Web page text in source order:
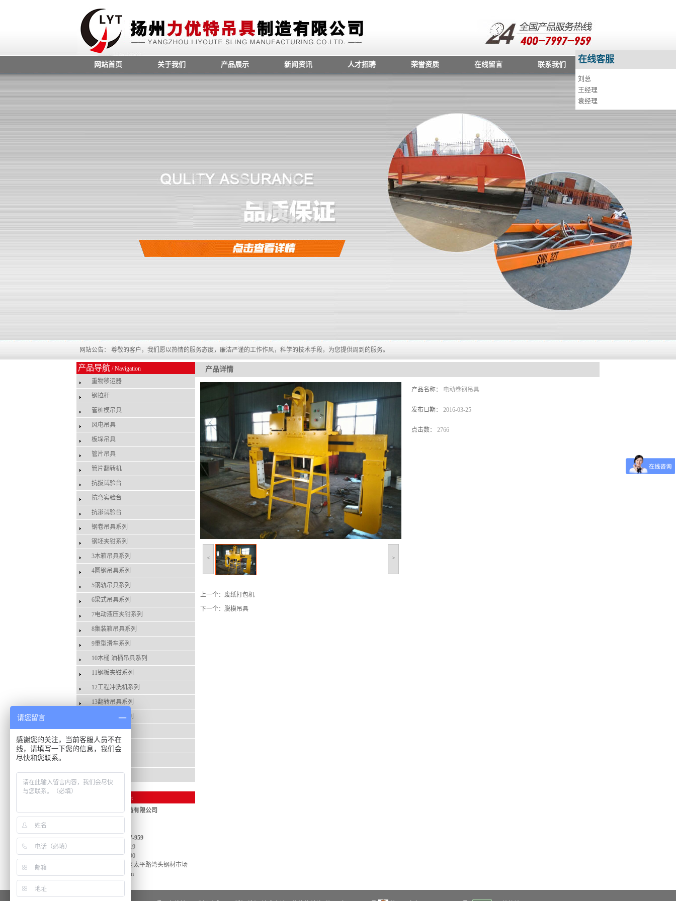
网站首页 关于我们 产品展示 新闻资讯 人才招聘 荣誉资质 在线留言 联系我们
网站公告： 尊敬的客户，我们愿以热情的服务态度，廉洁严谨的工作作风，科学的技术手段，为您提供周到的服务。
产品导航 / Navigation
重物移运器
钢拉杆
管桩模吊具
风电吊具
板垛吊具
管片吊具
管片翻转机
抗拔试验台
抗弯实验台
抗渗试验台
钢卷吊具系列
钢坯夹钳系列
3木箱吊具系列
4圆钢吊具系列
5钢轨吊具系列
6梁式吊具系列
7电动液压夹钳系列
8集装箱吊具系列
9重型滑车系列
10木桶 油桶吊具系列
11钢板夹钳系列
12工程冲洗机系列
13翻转吊具系列
14多爪吊具系列
15吊具检测线
16其他系列
管片吊具1
/ Contact
扬州力优特吊具制造有限公司
免费热线：400-7997-959
电话：0514-80878319
传真：0514-87170790
地址：扬州市广陵区太平路湾头钢材市场
网址：www.lytdj.com
lyt@lytdj.com
产品详情
< >
产品名称： 电动卷钢吊具
发布日期： 2016-03-25
点击数： 2766
上一个： 废纸打包机
下一个： 脱模吊具
在线客服
刘总
王经理
袁经理
在线客服
刘总
王经理
袁经理
请您留言
感谢您的关注，当前客服人员不在
线，请填写一下您的信息，我们会
尽快和您联系。